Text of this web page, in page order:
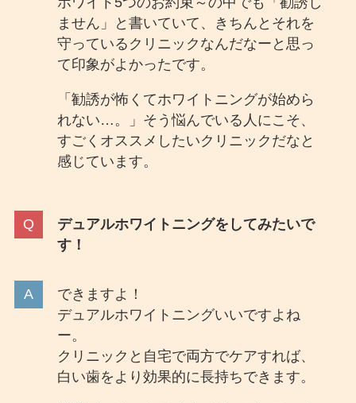
ません」と書いていて、きちんとそれを
守っているクリニックなんだなーと思っ
て印象がよかったです。
「勧誘が怖くてホワイトニングが始めら
れない…。」そう悩んでいる人にこそ、
すごくオススメしたいクリニックだなと
感じています。
デュアルホワイトニングをしてみたいで
す！
できますよ！
デュアルホワイトニングいいですよね
ー。
クリニックと自宅で両方でケアすれば、
白い歯をより効果的に長持ちできます。